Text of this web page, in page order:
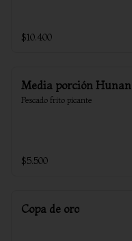
$10.400
Media porción Hunan
Pescado frito picante
$5.500
Copa de oro